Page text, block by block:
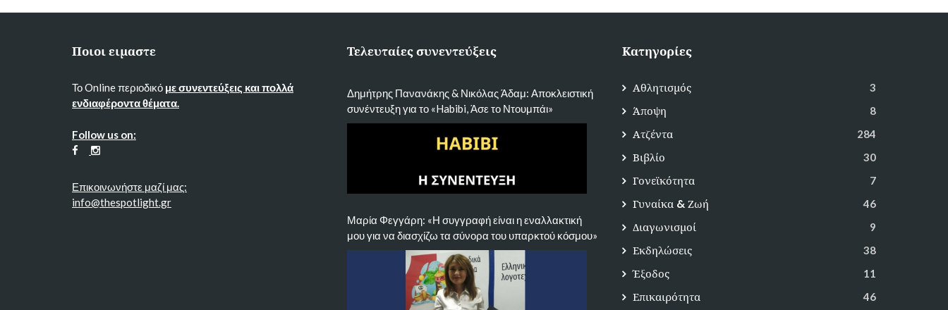
Ποιοι ειμαστε
Το Online περιοδικό με συνεντεύξεις και πολλά
ενδιαφέροντα θέματα.
Follow us on:
Επικοινωνήστε μαζί μας:
info@thespotlight.gr
Τελευταίες συνεντεύξεις
Δημήτρης Πανανάκης & Νικόλας Άδαμ: Αποκλειστική
συνέντευξη για το «Habibi, Άσε το Ντουμπάι»
Μαρία Φεγγάρη: «Η συγγραφή είναι η εναλλακτική
μου για να διασχίζω τα σύνορα του υπαρκτού κόσμου»
Κατηγορίες
Αθλητισμός 3
Άποψη 8
Ατζέντα 284
Βιβλίο 30
Γονεϊκότητα 7
Γυναίκα & Ζωή 46
Διαγωνισμοί 9
Εκδηλώσεις 38
Έξοδος 11
Επικαιρότητα 46